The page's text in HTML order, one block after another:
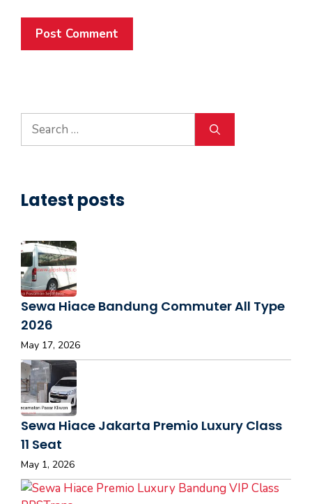
Search
for:
Latest posts
Sewa Hiace Bandung Commuter All Type
2026
May 17, 2026
Sewa Hiace Jakarta Premio Luxury Class
11 Seat
May 1, 2026